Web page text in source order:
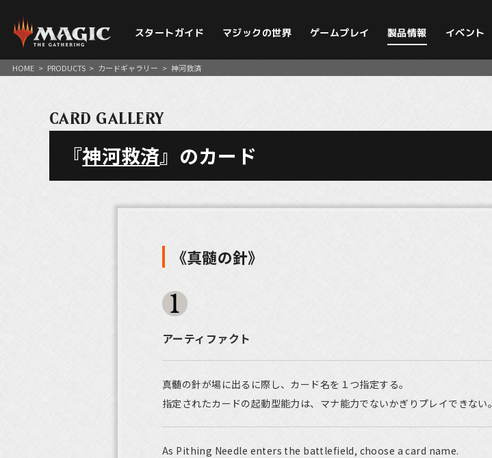
スタートガイド マジックの世界 ゲームプレイ 製品情報 イベント
HOME > PRODUCTS > カードギャラリー > 神河救済
CARD GALLERY
『神河救済』のカード
《真髄の針》
アーティファクト
真髄の針が場に出るに際し、カード名を１つ指定する。
指定されたカードの起動型能力は、マナ能力でないかぎりプレイできない。
As Pithing Needle enters the battlefield, choose a card name.